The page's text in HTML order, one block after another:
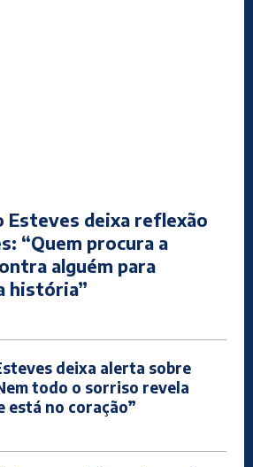
Esteves deixa reflexão
“Quem procura a
alguém para
história”
deixa alerta sobre
todo o sorriso revela
está no coração”